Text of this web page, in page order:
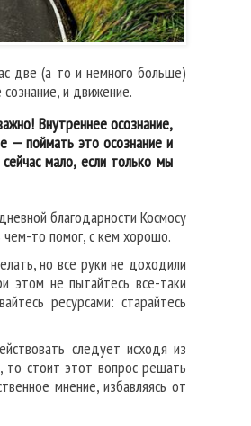
две (а то и немного больше)
и движение.
Внутреннее осознание,
— поймать это осознание и
мало, если только мы
благодарности Космосу
чем-то помог, с кем хорошо.
но все руки не доходили
этом не пытайтесь все-таки
ресурсами: старайтесь
следует исходя из
то стоит этот вопрос решать
мнение, избавляясь от